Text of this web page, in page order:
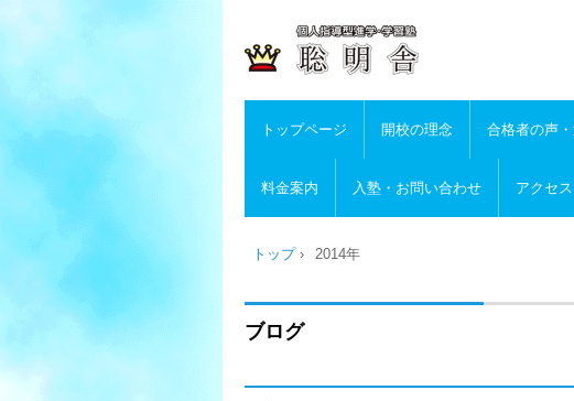
トップページ 開校の理念 合格者の声
料金案内 入塾・お問い合わせ アクセス
トップ› 2014年
ブログ